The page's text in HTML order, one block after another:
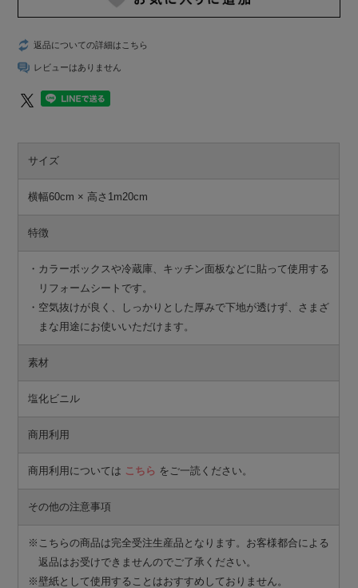
返品についての詳細はこちら
レビューはありません
サイズ
横幅60cm × 高さ1m20cm
特徴
・カラーボックスや冷蔵庫、キッチン面板などに貼って使用する
リフォームシートです。
・空気抜けが良く、しっかりとした厚みで下地が透けず、さまざ
まな用途にお使いいただけます。
素材
塩化ビニル
商用利用
商用利用については こちら をご一読ください。
その他の注意事項
※こちらの商品は完全受注生産品となります。お客様都合による
返品はお受けできませんのでご了承ください。
※壁紙として使用することはおすすめしておりません。